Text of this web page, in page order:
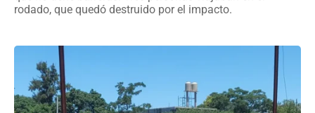
rodado, que quedó destruido por el impacto.